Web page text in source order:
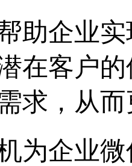
助企业
在客户
求，从
为企业